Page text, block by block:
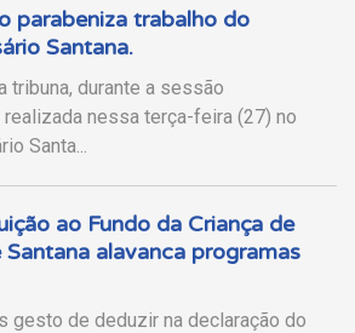
parabeniza trabalho do
Santana.
tribuna, durante a sessão
realizada nessa terça-feira (27) no
Santa...
ao Fundo da Criança de
Santana alavanca programas
gesto de deduzir na declaração do